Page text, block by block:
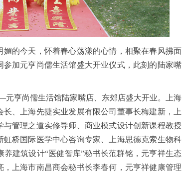
的今天，怀着春心荡漾的心情，相聚在春风拂面
加元亨尚儒生活馆盛大开业仪式，此刻的陆家嘴
亨尚儒生活馆陆家嘴店、东郊店盛大开业。上海
、上海先捷实业发展有限公司董事长梅建新，上
管理之道实修导师、商业模式设计创新课程教授
桥国际医学中心咨询专家、上海思德克索生物科
建筑设计“医健智库”秘书长范群铭，元亨祥生态
上海市南昌商会秘书长李春何，元亨祥健康管理